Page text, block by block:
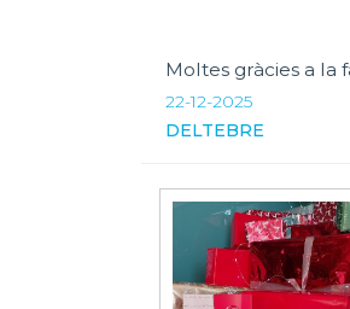
Moltes gràcies a la
22-12-2025
DELTEBRE